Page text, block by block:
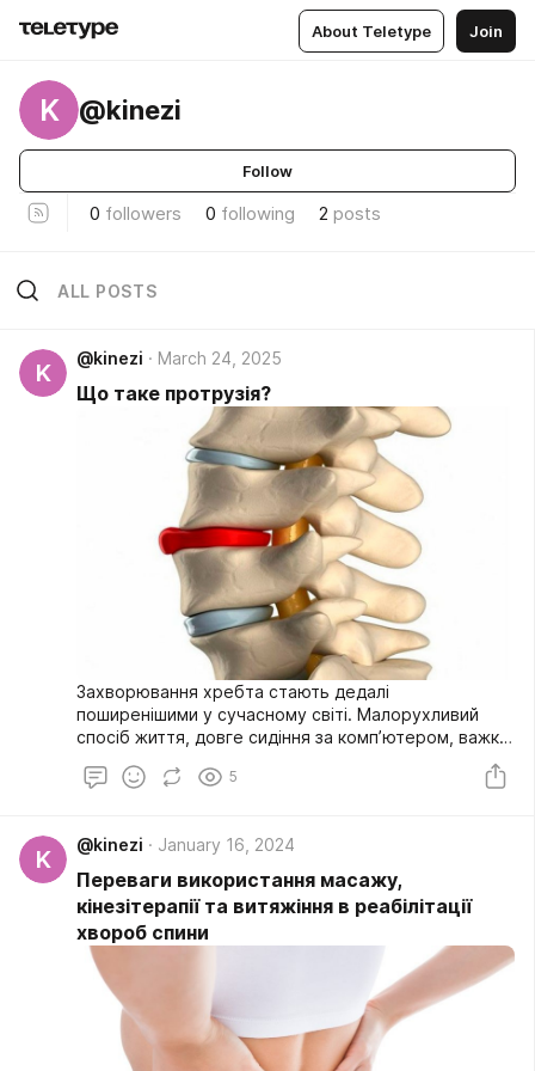
About Teletype Join
K @kinezi
Follow
0 followers 0 following 2 posts
ALL POSTS
K
@kinezi March 24, 2025
Що таке протрузія?
Захворювання хребта стають дедалі
поширенішими у сучасному світі. Малорухливий
спосіб життя, довге сидіння за комп’ютером, важка
підґрунтя для розвитку різних патологій опорно-
захворювання часто є передвісником грижі хребта,
тому потребує своєчасного виявлення та
лікування.
5
K
@kinezi January 16, 2024
Переваги використання масажу,
кінезітерапії та витяжіння в реабілітації
хвороб спини